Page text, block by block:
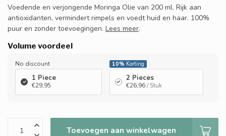
Voedende en verjongende Moringa Olie van 200 ml. Rijk aan
antioxidanten, vermindert rimpels en voedt huid en haar. 100%
puur en zonder toevoegingen. Lees meer.
Volume voordeel
No discount
1 Piece
€29,95
10% Korting
2 Pieces
€26,96 / Stuk
Toevoegen aan winkelwagen